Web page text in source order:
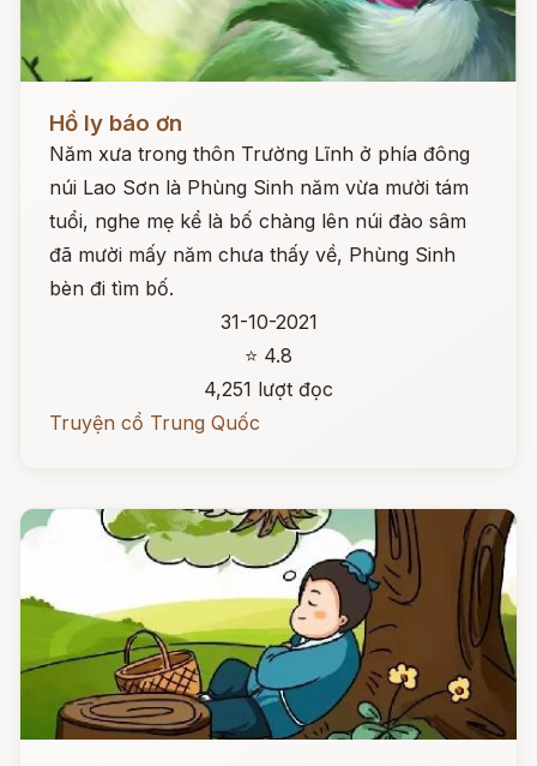
Đọc ngay
Hồ ly báo ơn
Năm xưa trong thôn Trường Lĩnh ở phía đông
núi Lao Sơn là Phùng Sinh năm vừa mười tám
tuổi, nghe mẹ kể là bố chàng lên núi đào sâm
đã mười mấy năm chưa thấy về, Phùng Sinh
bèn đi tìm bố.
31-10-2021
⭐ 4.8
4,251 lượt đọc
Truyện cổ Trung Quốc